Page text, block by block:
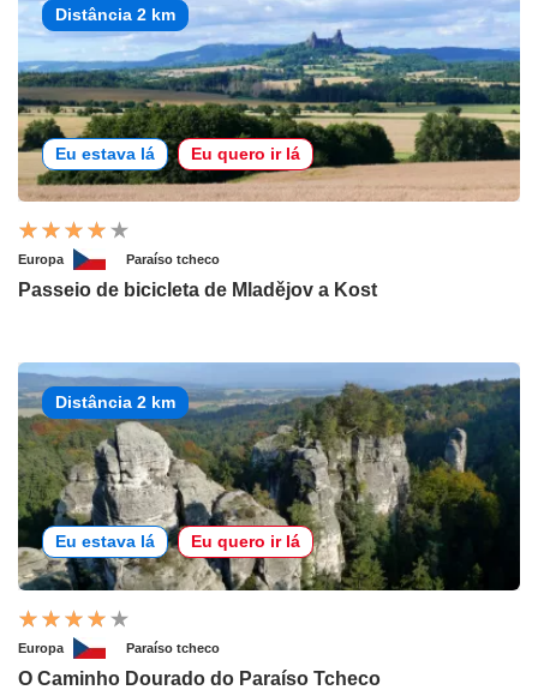
Distância 2 km
Eu estava lá Eu quero ir lá
Europa Paraíso tcheco
Passeio de bicicleta de Mladějov a Kost
Distância 2 km
Eu estava lá Eu quero ir lá
Europa Paraíso tcheco
O Caminho Dourado do Paraíso Tcheco